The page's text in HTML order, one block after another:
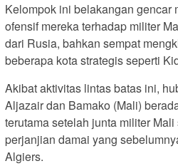
Kelompok ini belakangan gencar
ofensif mereka terhadap militer
dari Rusia, bahkan sempat
beberapa kota strategis seperti
Akibat aktivitas lintas batas ini,
Aljazair dan Bamako (Mali)
terutama setelah junta militer
perjanjian damai yang
Algiers.